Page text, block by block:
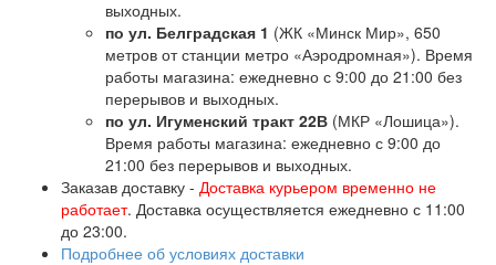
выходных.
по ул. Белградская 1 (ЖК «Минск Мир», 650
метров от станции метро «Аэродромная»). Время
работы магазина: ежедневно с 9:00 до 21:00 без
перерывов и выходных.
по ул. Игуменский тракт 22В (МКР «Лошица»).
Время работы магазина: ежедневно с 9:00 до
21:00 без перерывов и выходных.
Заказав доставку - Доставка курьером временно не
работает. Доставка осуществляется ежедневно с 11:00
до 23:00.
Подробнее об условиях доставки